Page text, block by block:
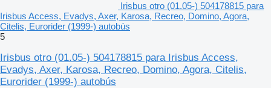
Irisbus otro (01.05-) 504178815 para
Irisbus Access, Evadys, Axer, Karosa, Recreo, Domino, Agora,
Citelis, Eurorider (1999-) autobús
5
Irisbus otro (01.05-) 504178815 para Irisbus Access,
Evadys, Axer, Karosa, Recreo, Domino, Agora, Citelis,
Eurorider (1999-) autobús